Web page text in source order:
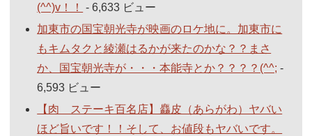
(^^)v！！
- 6,633 ビュー
加東市の国宝朝光寺が映画のロケ地に。加東市に
もキムタクと綾瀬はるかが来たのかな？？まさ
か、国宝朝光寺が・・・本能寺とか？？？？(^^; -
6,593 ビュー
【肉 ステーキ百名店】麤皮（あらがわ）ヤバい
ほど旨いです！！そして、お値段もヤバいです。